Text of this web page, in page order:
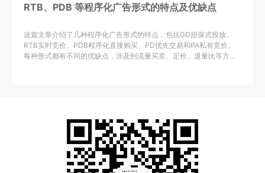
RTB、PDB 等程序化广告形式的特点及优缺点
这篇文章介绍了几种程序化广告形式的特点，包括GD担保式投放、
RTB实时竞价、PDB程序化直接购买、PD优先交易和PA私有竞价。
每种形式都有不同的优缺点，涉及到流量买卖、定价、退量比等方